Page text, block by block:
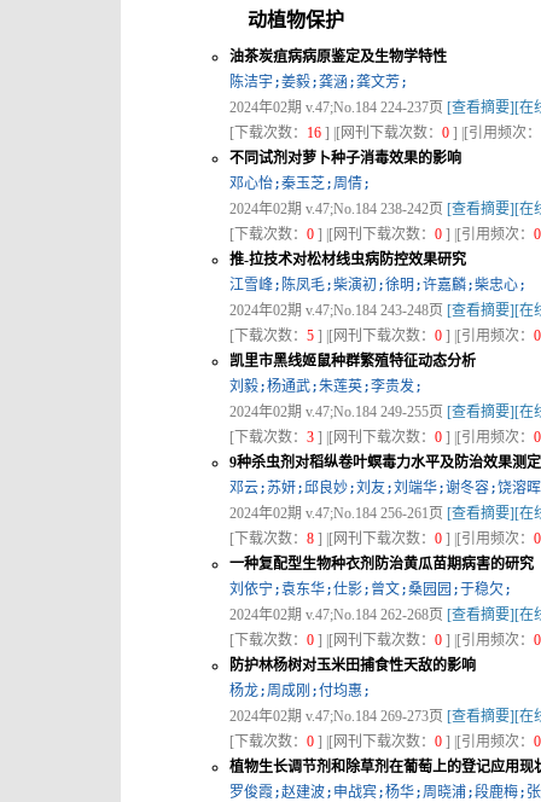
动植物保护
油茶炭疽病病原鉴定及生物学特性
陈洁宇;姜毅;龚涵;龚文芳;
2024年02期 v.47;No.184 224-237页 [查看摘要][在
[下载次数： 16 ] |[网刊下载次数： 0 ] |[引用频次：
不同试剂对萝卜种子消毒效果的影响
邓心怡;秦玉芝;周倩;
2024年02期 v.47;No.184 238-242页 [查看摘要][在
[下载次数： 0 ] |[网刊下载次数： 0 ] |[引用频次： 0
推-拉技术对松材线虫病防控效果研究
江雪峰;陈凤毛;柴演初;徐明;许嘉麟;柴忠心;
2024年02期 v.47;No.184 243-248页 [查看摘要][在
[下载次数： 5 ] |[网刊下载次数： 0 ] |[引用频次： 0
凯里市黑线姬鼠种群繁殖特征动态分析
刘毅;杨通武;朱莲英;李贵发;
2024年02期 v.47;No.184 249-255页 [查看摘要][在
[下载次数： 3 ] |[网刊下载次数： 0 ] |[引用频次： 0
9种杀虫剂对稻纵卷叶螟毒力水平及防治效果测定
邓云;苏妍;邱良妙;刘友;刘端华;谢冬容;饶溶
2024年02期 v.47;No.184 256-261页 [查看摘要][在
[下载次数： 8 ] |[网刊下载次数： 0 ] |[引用频次： 0
一种复配型生物种衣剂防治黄瓜苗期病害的研究
刘依宁;袁东华;仕影;曾文;桑园园;于稳欠;
2024年02期 v.47;No.184 262-268页 [查看摘要][在
[下载次数： 0 ] |[网刊下载次数： 0 ] |[引用频次： 0
防护林杨树对玉米田捕食性天敌的影响
杨龙;周成刚;付均惠;
2024年02期 v.47;No.184 269-273页 [查看摘要][在
[下载次数： 0 ] |[网刊下载次数： 0 ] |[引用频次： 0
植物生长调节剂和除草剂在葡萄上的登记应用现
罗俊霞;赵建波;申战宾;杨华;周晓浦;段鹿梅;